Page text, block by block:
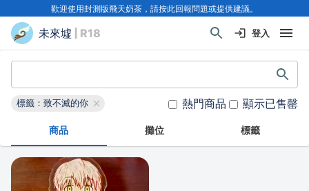
歡迎使用封測版飛天奶茶，請按此回報問題或提供建議。
未來墟 | R18 登入
標籤：致不滅的你 熱門商品 顯示已售罄
商品 攤位 標籤